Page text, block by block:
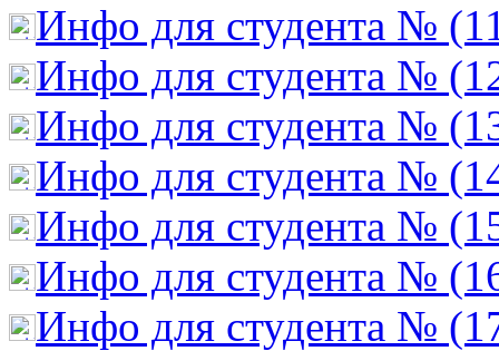
Инфо для студента №
Инфо для студента №
Инфо для студента №
Инфо для студента №
Инфо для студента №
Инфо для студента №
Инфо для студента №